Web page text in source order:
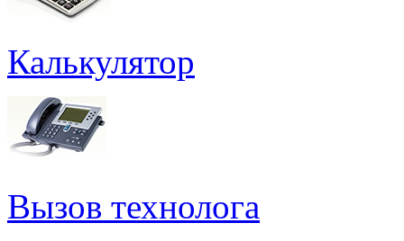
Калькулятор
Вызов технолога